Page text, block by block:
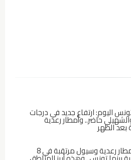
اليوم: ارتفاع جديد في درجات
حاضر.. وأمطار رعدية
الظهر
عاجل: أمطار رعدية وسيول مرتقبة في 8